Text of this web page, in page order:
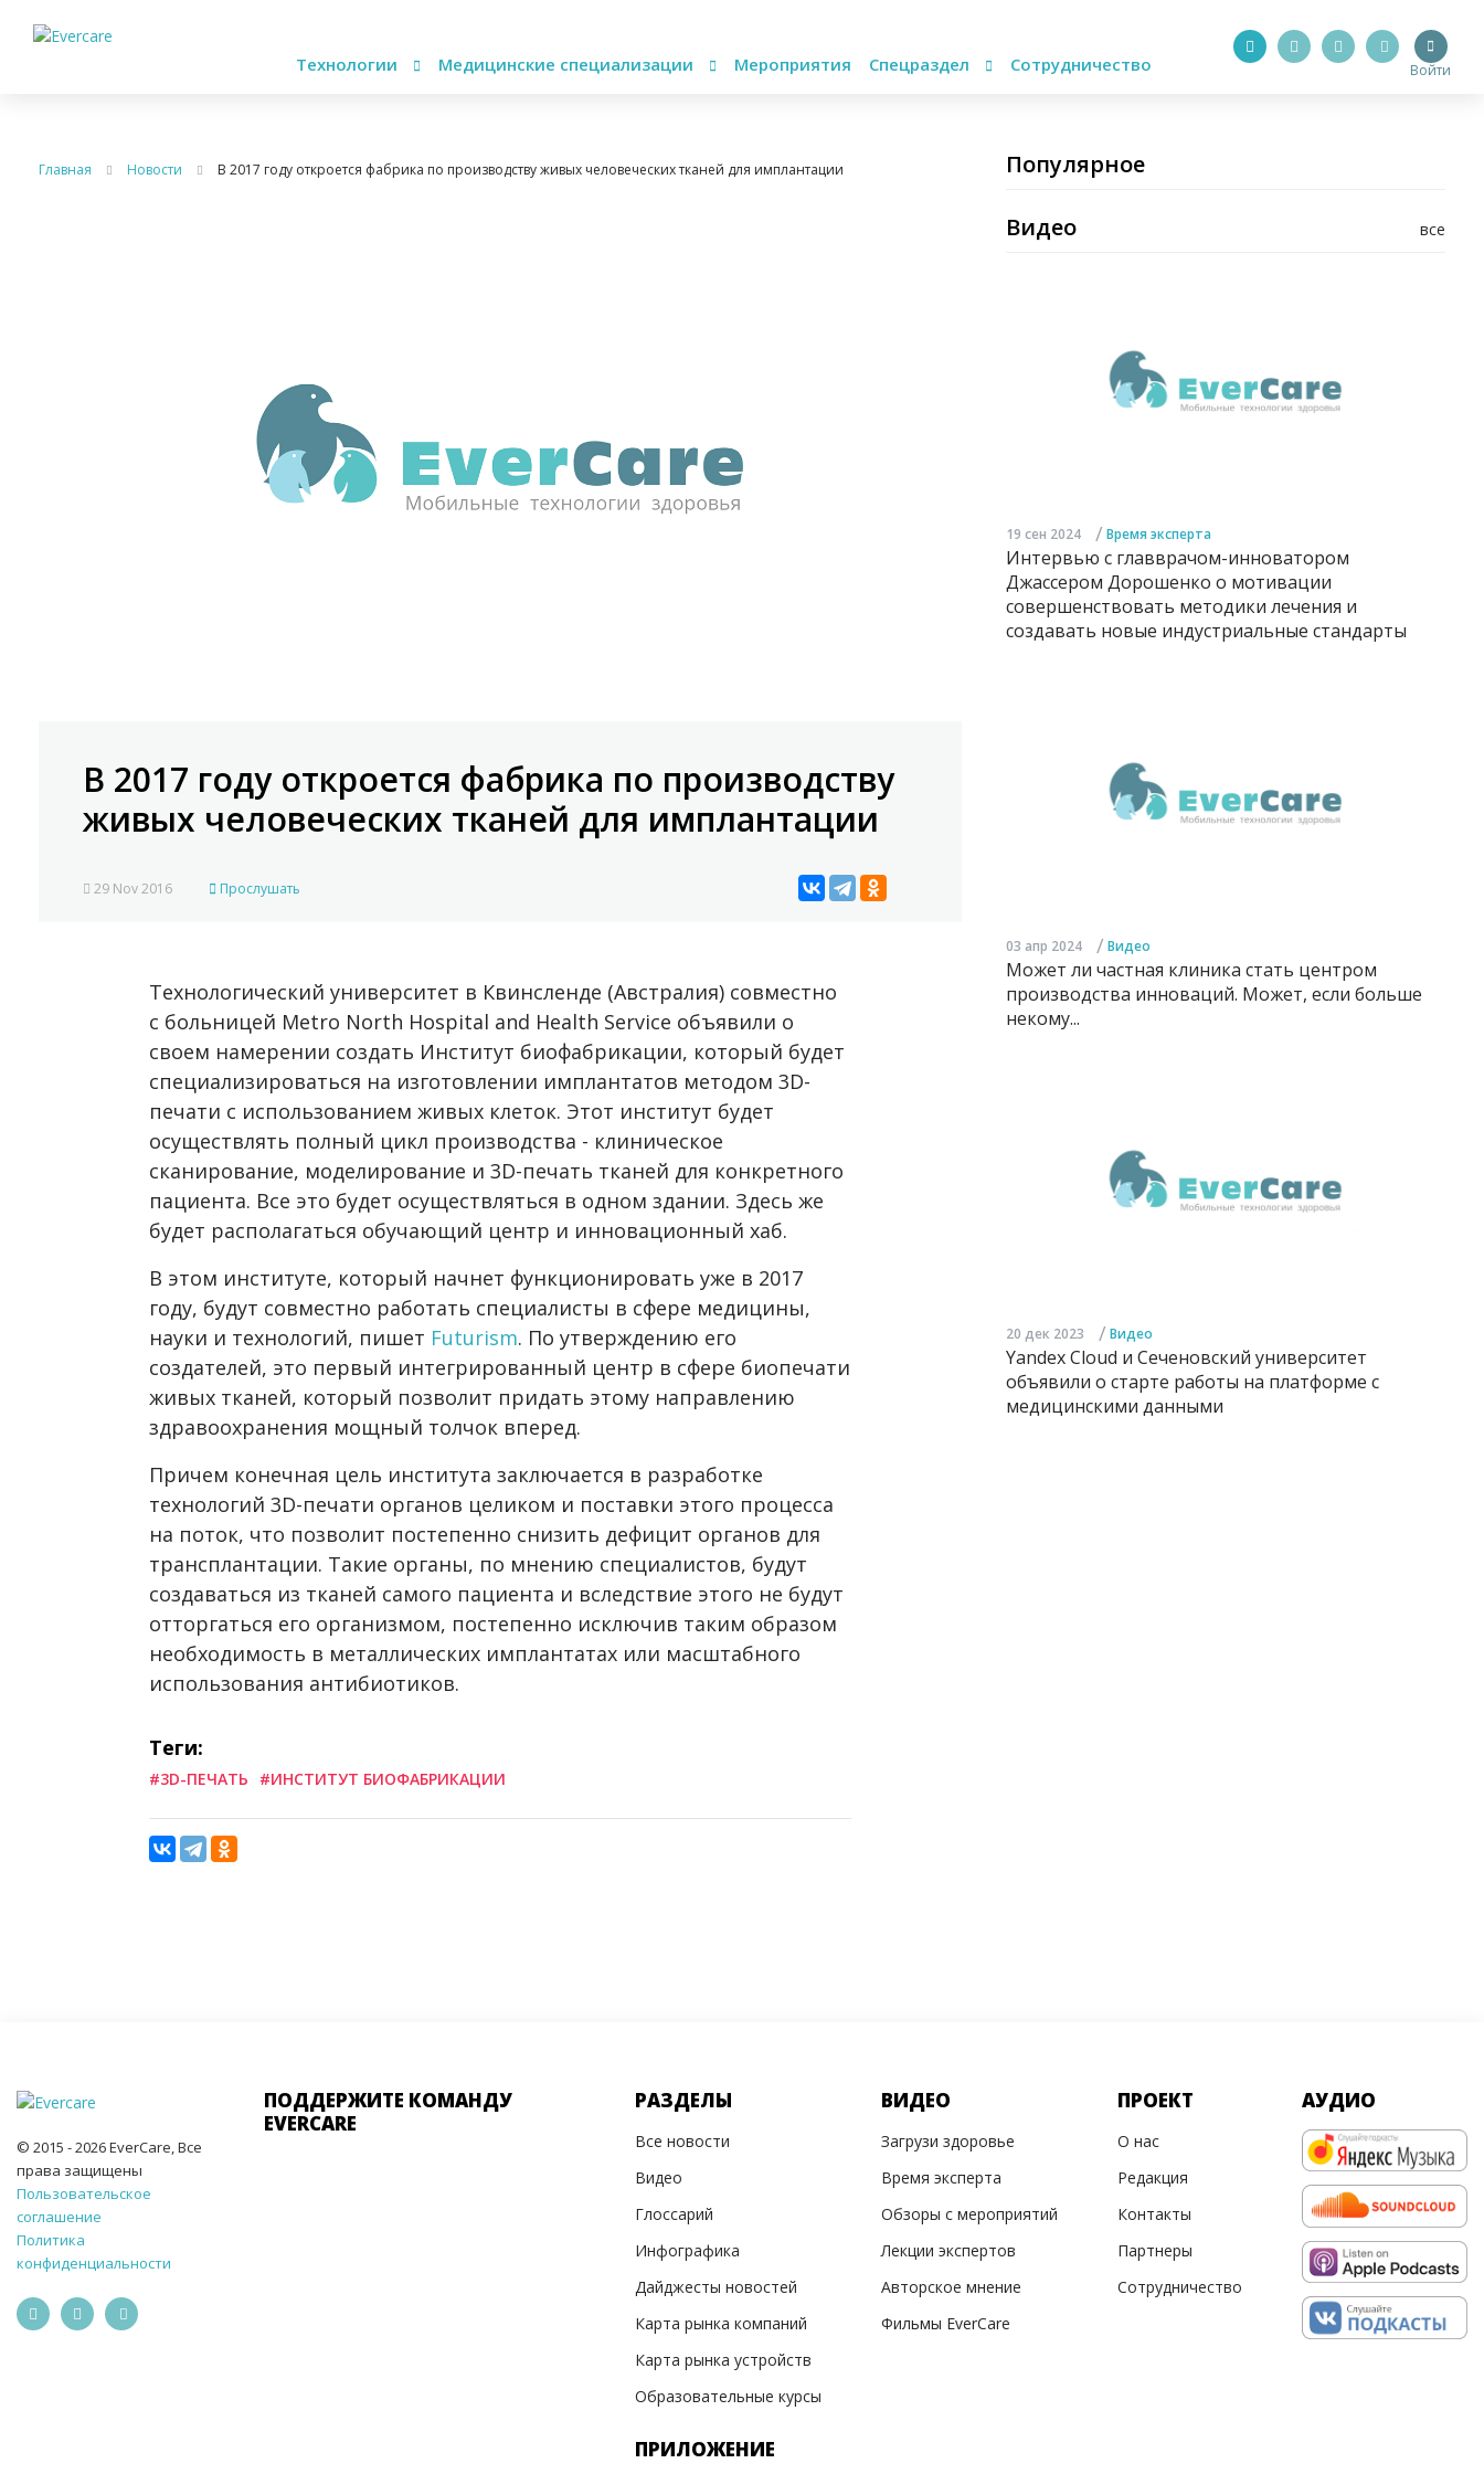
Технологии Медицинские специализации Мероприятия Спецраздел Сотрудничество Войти
Главная Новости В 2017 году откроется фабрика по производству живых человеческих тканей для имплантации
В 2017 году откроется фабрика по производству
живых человеческих тканей для имплантации
29 Nov 2016 Прослушать
Технологический университет в Квинсленде (Австралия) совместно
с больницей Metro North Hospital and Health Service объявили о
своем намерении создать Институт биофабрикации, который будет
специализироваться на изготовлении имплантатов методом 3D-
печати с использованием живых клеток. Этот институт будет
осуществлять полный цикл производства - клиническое
сканирование, моделирование и 3D-печать тканей для конкретного
пациента. Все это будет осуществляться в одном здании. Здесь же
будет располагаться обучающий центр и инновационный хаб.
В этом институте, который начнет функционировать уже в 2017
году, будут совместно работать специалисты в сфере медицины,
науки и технологий, пишет Futurism. По утверждению его
создателей, это первый интегрированный центр в сфере биопечати
живых тканей, который позволит придать этому направлению
здравоохранения мощный толчок вперед.
Причем конечная цель института заключается в разработке
технологий 3D-печати органов целиком и поставки этого процесса
на поток, что позволит постепенно снизить дефицит органов для
трансплантации. Такие органы, по мнению специалистов, будут
создаваться из тканей самого пациента и вследствие этого не будут
отторгаться его организмом, постепенно исключив таким образом
необходимость в металлических имплантатах или масштабного
использования антибиотиков.
Теги:
#3D-ПЕЧАТЬ #ИНСТИТУТ БИОФАБРИКАЦИИ
Популярное
все
Видео
19 сен 2024 / Время эксперта
Интервью с главврачом-инноватором
Джассером Дорошенко о мотивации
совершенствовать методики лечения и
создавать новые индустриальные стандарты
03 апр 2024 / Видео
Может ли частная клиника стать центром
производства инноваций. Может, если больше
некому...
20 дек 2023 / Видео
Yandex Cloud и Сеченовский университет
объявили о старте работы на платформе с
медицинскими данными
© 2015 - 2026 EverCare, Все
права защищены
Пользовательское
соглашение
Политика
конфиденциальности
ПОДДЕРЖИТЕ КОМАНДУ
EVERCARE
РАЗДЕЛЫ
Все новости
Видео
Глоссарий
Инфографика
Дайджесты новостей
Карта рынка компаний
Карта рынка устройств
Образовательные курсы
ПРИЛОЖЕНИЕ
ВИДЕО
Загрузи здоровье
Время эксперта
Обзоры с мероприятий
Лекции экспертов
Авторское мнение
Фильмы EverCare
ПРОЕКТ
О нас
Редакция
Контакты
Партнеры
Сотрудничество
АУДИО